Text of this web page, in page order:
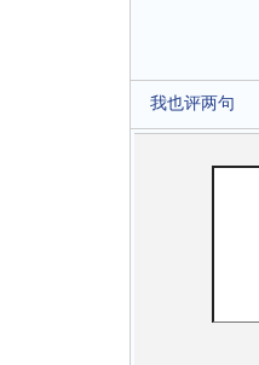
我也评两句